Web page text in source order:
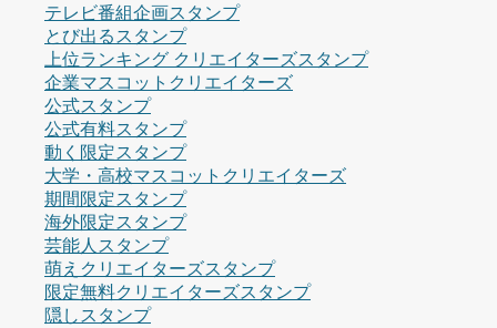
テレビ番組企画スタンプ
とび出るスタンプ
上位ランキング クリエイターズスタンプ
企業マスコットクリエイターズ
公式スタンプ
公式有料スタンプ
動く限定スタンプ
大学・高校マスコットクリエイターズ
期間限定スタンプ
海外限定スタンプ
芸能人スタンプ
萌えクリエイターズスタンプ
限定無料クリエイターズスタンプ
隠しスタンプ